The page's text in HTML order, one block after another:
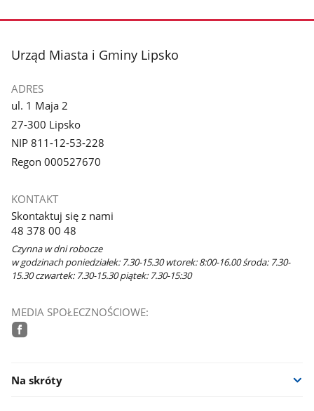
stopka
Urząd Miasta i Gminy Lipsko
ADRES
ul. 1 Maja 2
27-300 Lipsko
NIP 811-12-53-228
Regon 000527670
KONTAKT
Skontaktuj się z nami
48 378 00 48
Czynna w dni robocze
w godzinach poniedziałek: 7.30-15.30 wtorek: 8:00-16.00 środa: 7.30-
15.30 czwartek: 7.30-15.30 piątek: 7.30-15:30
MEDIA SPOŁECZNOŚCIOWE:
Na skróty